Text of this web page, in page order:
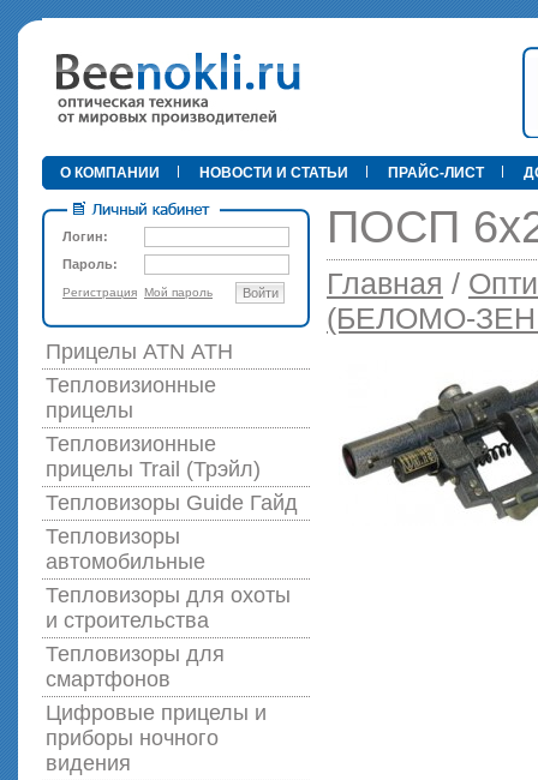
•
89 000
О КОМПАНИИ НОВОСТИ И СТАТЬИ ПРАЙС-ЛИСТ
Логин:
Пароль:
Регистрация Мой пароль Войти
Прицелы ATN АТН
Тепловизионные
прицелы
Тепловизионные
прицелы Trail (Трэйл)
Тепловизоры Guide Гайд
Тепловизоры
автомобильные
Тепловизоры для охоты
и строительства
Тепловизоры для
смартфонов
Цифровые прицелы и
приборы ночного
видения
ПОСП
Главная /
(БЕЛОМО-